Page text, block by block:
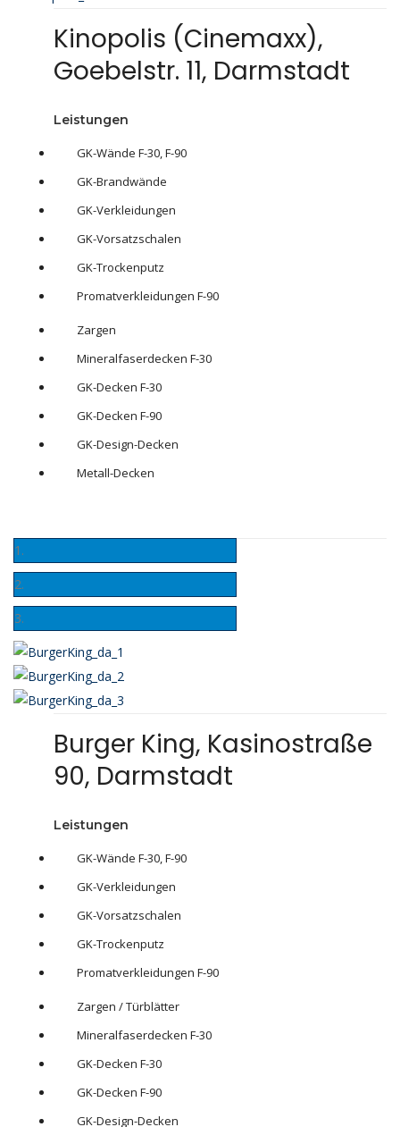
Kinopolis (Cinemaxx),
Goebelstr. 11, Darmstadt
Leistungen
GK-Wände F-30, F-90
GK-Brandwände
GK-Verkleidungen
GK-Vorsatzschalen
GK-Trockenputz
Promatverkleidungen F-90
Zargen
Mineralfaserdecken F-30
GK-Decken F-30
GK-Decken F-90
GK-Design-Decken
Metall-Decken
Burger King, Kasinostraße
90, Darmstadt
Leistungen
GK-Wände F-30, F-90
GK-Verkleidungen
GK-Vorsatzschalen
GK-Trockenputz
Promatverkleidungen F-90
Zargen / Türblätter
Mineralfaserdecken F-30
GK-Decken F-30
GK-Decken F-90
GK-Design-Decken